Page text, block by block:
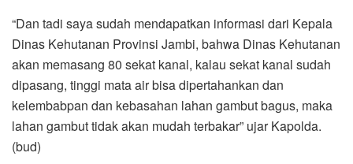
“Dan tadi saya sudah mendapatkan informasi dari Kepala
Dinas Kehutanan Provinsi Jambi, bahwa Dinas Kehutanan
akan memasang 80 sekat kanal, kalau sekat kanal sudah
dipasang, tinggi mata air bisa dipertahankan dan
kelembabpan dan kebasahan lahan gambut bagus, maka
lahan gambut tidak akan mudah terbakar” ujar Kapolda.
(bud)